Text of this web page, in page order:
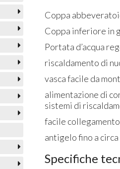
Coppa
Coppa inferiore in
Portata d’acqua
riscaldamento di
vasca facile da
alimentazione di
sistemi di
facile
antigelo fino a circa
Specifiche